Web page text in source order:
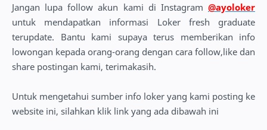
Jangan lupa follow akun kami di Instagram @ayoloker
untuk mendapatkan informasi Loker fresh graduate
terupdate. Bantu kami supaya terus memberikan info
lowongan kepada orang-orang dengan cara follow,like dan
share postingan kami, terimakasih.
Untuk mengetahui sumber info loker yang kami posting ke
website ini, silahkan klik link yang ada dibawah ini